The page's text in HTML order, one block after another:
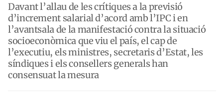
Davant l’allau de les crítiques a la previsió
d’increment salarial d’acord amb l’IPC i en
l’avantsala de la manifestació contra la situació
socioeconòmica que viu el país, el cap de
l’executiu, els ministres, secretaris d’Estat, les
síndiques i els consellers generals han
consensuat la mesura